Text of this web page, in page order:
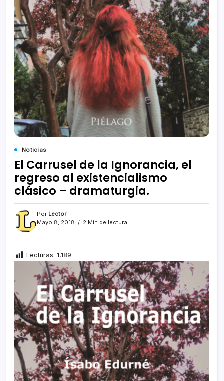
Noticias
El Carrusel de la Ignorancia, el
regreso al existencialismo
clásico – dramaturgia.
Por Lector
Mayo 8, 2018
2 Min de lectura
Lecturas: 1,189